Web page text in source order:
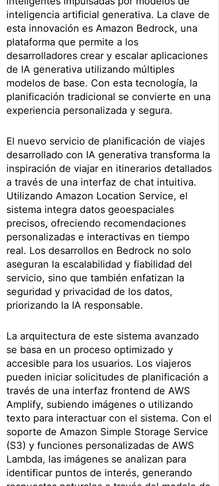
inteligencia artificial generativa. La clave de
esta innovación es Amazon Bedrock, una
plataforma que permite a los
desarrolladores crear y escalar aplicaciones
de IA generativa utilizando múltiples
modelos de base. Con esta tecnología, la
planificación tradicional se convierte en una
experiencia personalizada y segura.
El nuevo servicio de planificación de viajes
desarrollado con IA generativa transforma la
inspiración de viajar en itinerarios detallados
a través de una interfaz de chat intuitiva.
Utilizando Amazon Location Service, el
sistema integra datos geoespaciales
precisos, ofreciendo recomendaciones
personalizadas e interactivas en tiempo
real. Los desarrollos en Bedrock no solo
aseguran la escalabilidad y fiabilidad del
servicio, sino que también enfatizan la
seguridad y privacidad de los datos,
priorizando la IA responsable.
La arquitectura de este sistema avanzado
se basa en un proceso optimizado y
accesible para los usuarios. Los viajeros
pueden iniciar solicitudes de planificación a
través de una interfaz frontend de AWS
Amplify, subiendo imágenes o utilizando
texto para interactuar con el sistema. Con el
soporte de Amazon Simple Storage Service
(S3) y funciones personalizadas de AWS
Lambda, las imágenes se analizan para
identificar puntos de interés, generando